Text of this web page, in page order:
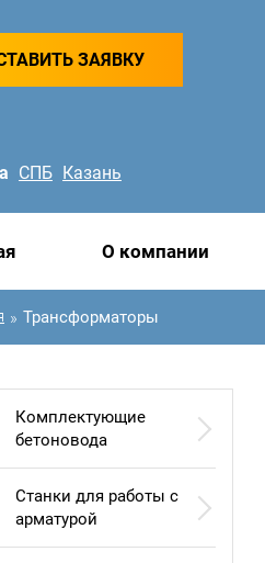
ЗАЯВКУ
СПБ Казань
О компании
» Трансформаторы
Комплектующие
бетоновода
Станки для работы с
арматурой